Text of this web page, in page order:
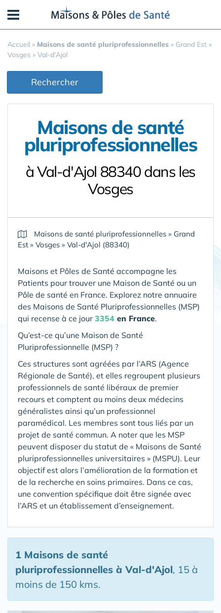
Accueil » Maisons de santé pluriprofessionnelles » Grand Est »
Vosges » Val-d'Ajol
Rechercher
Maisons de santé
pluriprofessionnelles
à Val-d'Ajol 88340 dans les
Vosges
Maisons de santé pluriprofessionnelles » Grand
Est » Vosges » Val-d'Ajol (88340)
Maisons et Pôles de Santé accompagne les
Patients pour trouver une Maison de Santé ou un
Pôle de santé en France. Explorez notre annuaire
des Maisons de Santé Pluriprofessionnelles (MSP)
qui recense à ce jour 3354 en France.
Qu’est-ce qu’une Maison de Santé
Pluriprofessionnelle (MSP) ?
Ces structures sont agréées par l’ARS (Agence
Régionale de Santé), et elles regroupent plusieurs
professionnels de santé libéraux de premier
recours et comptent au moins deux médecins
généralistes ainsi qu’un professionnel
paramédical. Les membres sont tous liés par un
projet de santé commun. A noter que les MSP
peuvent disposer du statut de « Maisons de Santé
pluriprofessionnelles universitaires » (MSPU). Leur
objectif est alors l’amélioration de la formation et
de la recherche en soins primaires. Dans ce cas,
une convention spécifique doit être signée avec
l’ARS et un établissement d’enseignement.
1 Maisons de santé
pluriprofessionnelles à Val-d'Ajol, 15 à
moins de 150 kms.
Panneau de gestion des cookies